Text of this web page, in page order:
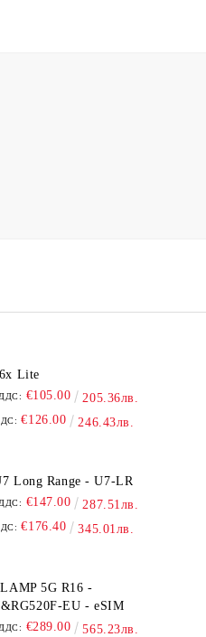
Lite
ДДС: €105.00 205.36лв.
€126.00 246.43лв.
Long Range - U7-LR
ДДС: €147.00 287.51лв.
€176.40 345.01лв.
5G R16 -
EU - eSIM
ДДС: €289.00 565.23лв.